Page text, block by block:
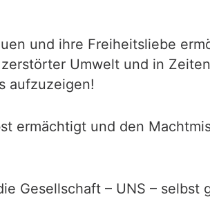
und ihre Freiheitsliebe
Umwelt und in
aufzuzeigen!
ermächtigt und den
Gesellschaft – UNS –